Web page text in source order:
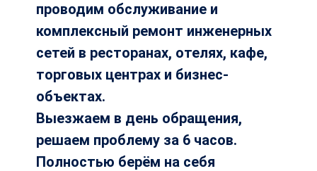
проводим обслуживание и
комплексный ремонт инженерных
сетей в ресторанах, отелях, кафе,
торговых центрах и бизнес-
объектах.
Выезжаем в день обращения,
решаем проблему за 6 часов.
Полностью берём на себя